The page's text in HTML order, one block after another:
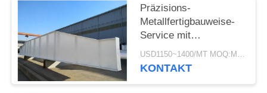
Präzisions-
Metallfertigbauweise-
Service mit
Galvanisation und
Malerei
USD1150~1400/MT MOQ:M.Ü. 50
KONTAKT